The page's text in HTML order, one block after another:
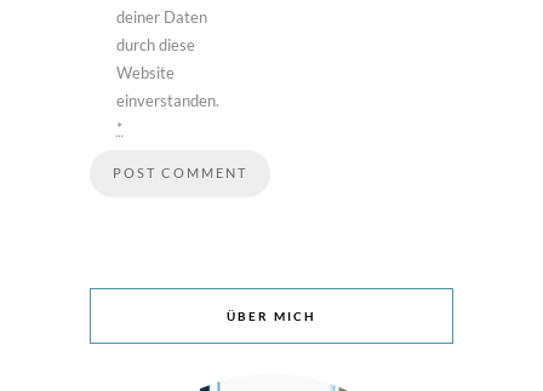
deiner Daten
durch diese
Website
einverstanden.
*
ÜBER MICH